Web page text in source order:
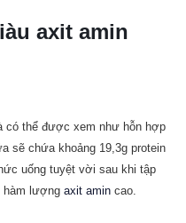
axit amin
có thể được xem như hỗn hợp
sẽ chứa khoảng 19,3g protein
uống tuyệt vời sau khi tập
hàm lượng axit amin cao.